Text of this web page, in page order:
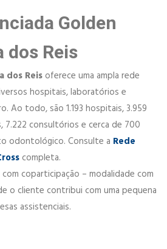
Golden
dos Reis
dos Reis oferece uma ampla rede
hospitais, laboratórios e
Ao todo, são 1.193 hospitais, 3.959
7.222 consultórios e cerca de 700
odontológico. Consulte a Rede
completa.
coparticipação – modalidade com
o cliente contribui com uma pequena
assistenciais​.​​​